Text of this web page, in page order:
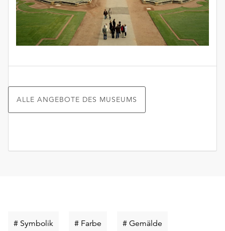
ALLE ANGEBOTE DES MUSEUMS
# SymbolikSchlüsselwort
# Farbe Schlüsselwort
# Gemälde